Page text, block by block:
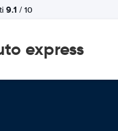
9.1 / 10
express